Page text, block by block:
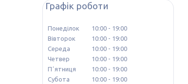
Графік роботи
Понеділок 10:00
19:00
Вівторок
10:00
19:00
Середа
10:00
19:00
Четвер
10:00
19:00
Пʼятниця
10:00
19:00
Субота
10:00
19:00